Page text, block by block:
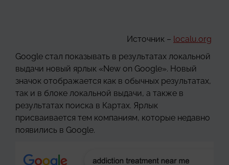
Источник – localu.org
Google стал показывать в результатах локальной
выдачи новый ярлык «New on Google». Новый
значок отображается как в обычных результатах,
так и в блоке локальной выдачи, а также в
результатах поиска в Картах. Ярлык
присваивается тем компаниям, которые недавно
появились в Google.